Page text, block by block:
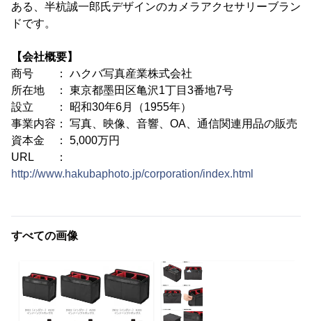
ある、半杭誠一郎氏デザインのカメラアクセサリーブラン
ドです。
【会社概要】
商号 ： ハクバ写真産業株式会社
所在地 ： 東京都墨田区亀沢1丁目3番地7号
設立 ： 昭和30年6月（1955年）
事業内容： 写真、映像、音響、OA、通信関連用品の販売
資本金 ： 5,000万円
URL ：
http://www.hakubaphoto.jp/corporation/index.html
すべての画像